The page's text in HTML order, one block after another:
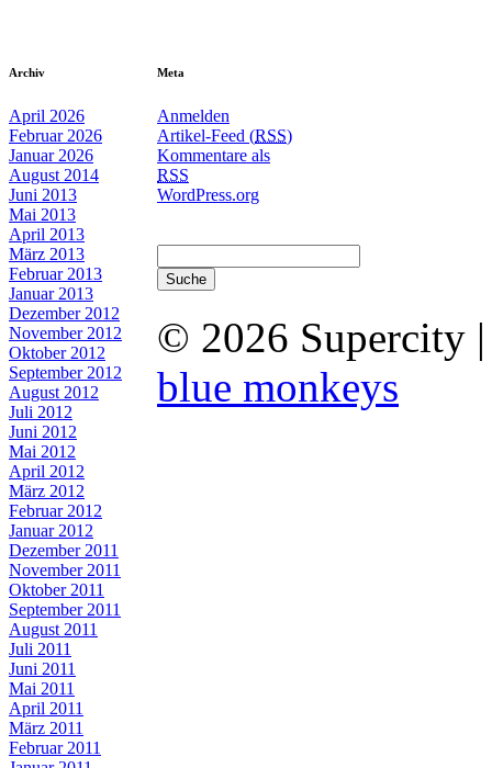
Archiv
April 2026
Februar 2026
Januar 2026
August 2014
Juni 2013
Mai 2013
April 2013
März 2013
Februar 2013
Januar 2013
Dezember 2012
November 2012
Oktober 2012
September 2012
August 2012
Juli 2012
Juni 2012
Mai 2012
April 2012
März 2012
Februar 2012
Januar 2012
Dezember 2011
November 2011
Oktober 2011
September 2011
August 2011
Juli 2011
Juni 2011
Mai 2011
April 2011
März 2011
Februar 2011
Meta
Anmelden
Artikel-Feed (RSS)
Kommentare als
RSS
WordPress.org
© 2026 Supercity
blue monkeys